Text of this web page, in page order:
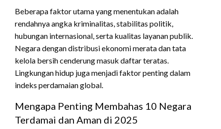
Beberapa faktor utama yang menentukan adalah
rendahnya angka kriminalitas, stabilitas politik,
hubungan internasional, serta kualitas layanan publik.
Negara dengan distribusi ekonomi merata dan tata
kelola bersih cenderung masuk daftar teratas.
Lingkungan hidup juga menjadi faktor penting dalam
indeks perdamaian global.
Mengapa Penting Membahas 10 Negara
Terdamai dan Aman di 2025